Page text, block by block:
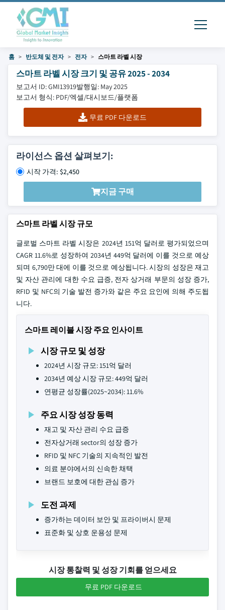
홈 반도체 및 전자 전자 스마트 라벨 시장
스마트 라벨 시장 크기 및 공유 2025 - 2034
보고서 ID: GMI13919발행일: May 2025
보고서 형식: PDF/엑셀/대시보드/플랫폼
무료 PDF 다운로드
라이선스 옵션 살펴보기:
시작 가격: $2,450
지금 구매
스마트 라벨 시장 규모
글로벌 스마트 라벨 시장은 2024년 151억 달러로 평가되었으며
CAGR 11.6%로 성장하여 2034년 449억 달러에 이를 것으로 예상
되며 6,790만 대에 이를 것으로 예상됩니다. 시장의 성장은 재고
및 자산 관리에 대한 수요 급증, 전자 상거래 부문의 성장 증가,
RFID 및 NFC의 기술 발전 증가와 같은 주요 요인에 의해 주도됩
니다.
스마트 레이블 시장 주요 인사이트
시장 규모 및 성장
2024년 시장 규모: 151억 달러
2034년 예상 시장 규모: 449억 달러
연평균 성장률(2025~2034): 11.6%
주요 시장 성장 동력
재고 및 자산 관리 수요 급증
전자상거래 sector의 성장 증가
RFID 및 NFC 기술의 지속적인 발전
의료 분야에서의 신속한 채택
브랜드 보호에 대한 관심 증가
도전 과제
증가하는 데이터 보안 및 프라이버시 문제
표준화 및 상호 운용성 문제
시장 통찰력 및 성장 기회를 얻으세요
무료 PDF 다운로드